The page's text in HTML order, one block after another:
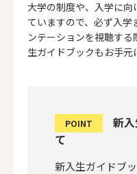
大学の制度や、入学に向
ていますので、必ず入
ンテーションを視聴す
生ガイドブックもお手元
POINT
新
て
新入生ガイドブ